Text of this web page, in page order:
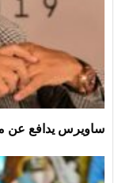
ساويرس يدافع عن